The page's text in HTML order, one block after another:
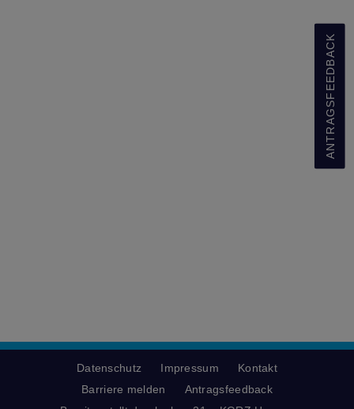
ANTRAGSFEEDBACK
Datenschutz Impressum
Kontakt
Barriere melden
Antragsfeedback